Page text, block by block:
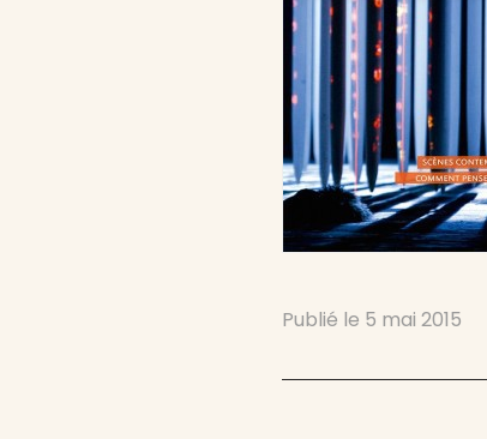
Publié le 5 mai 2015